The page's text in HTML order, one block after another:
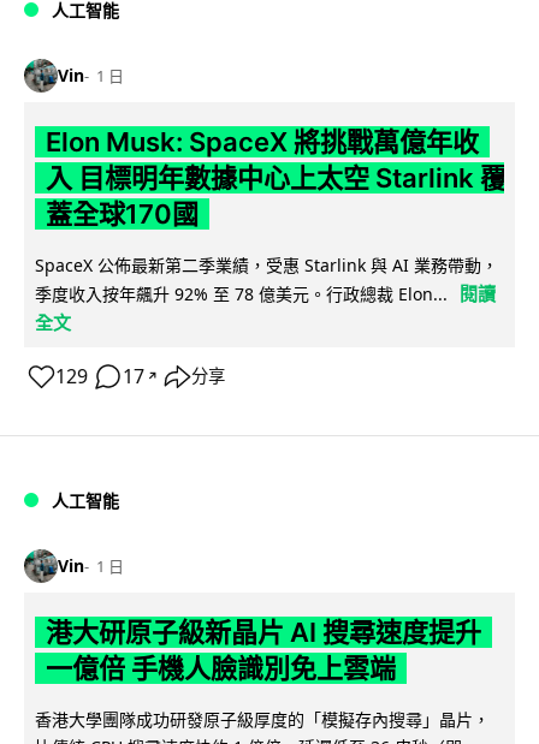
人工智能
Vin 1 日
Elon Musk: SpaceX 將挑戰萬億年收
入 目標明年數據中心上太空 Starlink 覆
蓋全球170國
SpaceX 公佈最新第二季業績，受惠 Starlink 與 AI 業務帶動，
季度收入按年飆升 92% 至 78 億美元。行政總裁 Elon...
閱讀
全文
129 17 ↗ 分享
人工智能
Vin 1 日
港大研原子級新晶片 AI 搜尋速度提升
一億倍 手機人臉識別免上雲端
香港大學團隊成功研發原子級厚度的「模擬存內搜尋」晶片，